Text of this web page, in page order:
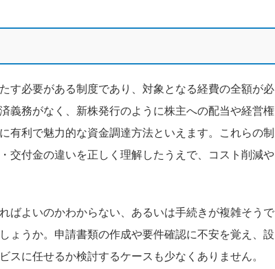
す必要がある制度であり、対象となる経費の全額が必
義務がなく、新株発行のように株主への配当や経営権
有利で魅力的な資金調達方法といえます。これらの制
交付金の違いを正しく理解したうえで、コスト削減や
ばよいのかわからない、あるいは手続きが複雑そうで
ょうか。申請書類の作成や要件確認に不安を覚え、設
に任せるか検討するケースも少なくありません。